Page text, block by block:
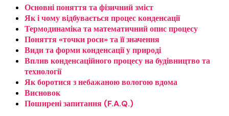
Основні поняття та фізичний зміст
Як і чому відбувається процес конденсації
Термодинаміка та математичний опис процесу
Поняття «точки роси» та її значення
Види та форми конденсації у природі
Вплив конденсаційного процесу на будівництво та
технології
Як боротися з небажаною вологою вдома
Висновок
Поширені запитання (F.A.Q.)